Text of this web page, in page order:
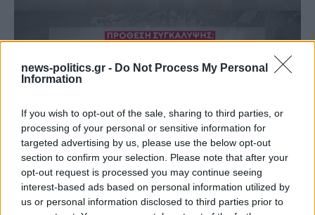
news-politics.gr - Do Not Process My Personal
Information
If you wish to opt-out of the sale, sharing to third parties, or
processing of your personal or sensitive information for
targeted advertising by us, please use the below opt-out
section to confirm your selection. Please note that after your
opt-out request is processed you may continue seeing
interest-based ads based on personal information utilized by
us or personal information disclosed to third parties prior to